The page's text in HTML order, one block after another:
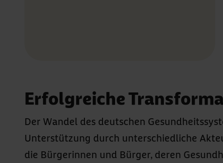
Erfolgreiche
Der Wandel des deutschen
Unterstützung durch unterschiedliche
die Bürgerinnen und Bürger, deren